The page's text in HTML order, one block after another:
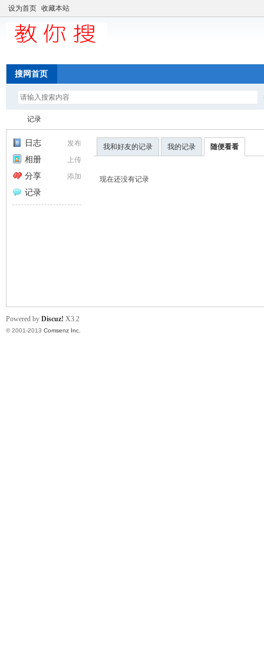
设为首页 收藏本站
搜网首页
记录
发布
日志
上传
相册
添加
分享
记录
我和好友的记录 我的记录 随便看看
现在还没有记录
Powered by Discuz! X3.2
© 2001-2013 Comsenz Inc.